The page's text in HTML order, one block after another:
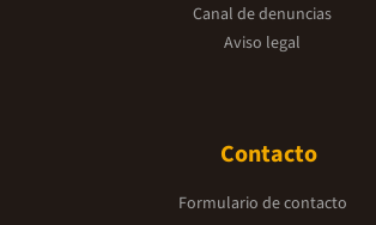
Canal de denuncias
Aviso legal
Contacto
Formulario de contacto